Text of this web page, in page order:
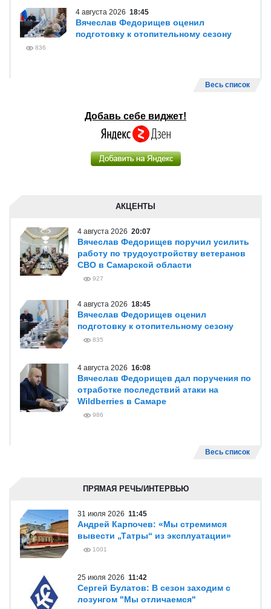
4 августа 2026 18:45
Вячеслав Федорищев оценил
подготовку к отопительному сезону
836
Весь список
Добавь себе виджет!
АКЦЕНТЫ
4 августа 2026 20:07
Вячеслав Федорищев поручил усилить
работу по трудоустройству ветеранов
СВО в Самарской области
927
4 августа 2026 18:45
Вячеслав Федорищев оценил
подготовку к отопительному сезону
835
4 августа 2026 16:08
Вячеслав Федорищев дал поручения по
отработке последствий атаки на
Wildberries в Самаре
986
Весь список
ПРЯМАЯ РЕЧЬ/ИНТЕРВЬЮ
31 июля 2026 11:45
Андрей Карпочев: «Мы стремимся
вывести „Татры“ из эксплуатации»
1001
25 июля 2026 11:42
Сергей Булатов: В сезон заходим с
лозунгом "Мы отличаемся"